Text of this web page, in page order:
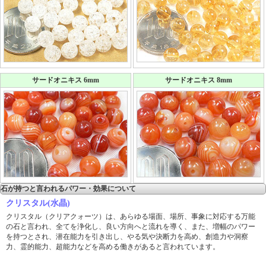
サードオニキス 6mm サードオニキス 8mm
石が持つと言われるパワー・効果について
クリスタル(水晶)
クリスタル（クリアクォーツ）は、あらゆる場面、場所、事象に対応する万能
の石と言われ、全てを浄化し、良い方向へと流れを導く、また、増幅のパワー
を持つとされ、潜在能力を引き出し、やる気や決断力を高め、創造力や洞察
力、霊的能力、超能力などを高める働きがあると言われています。